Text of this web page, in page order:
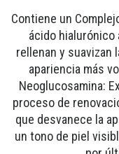
Contiene un
ácido hialurónico
rellenan y suavizan
apariencia más
Neoglucosamina:
proceso de
que desvanece la
un tono de piel